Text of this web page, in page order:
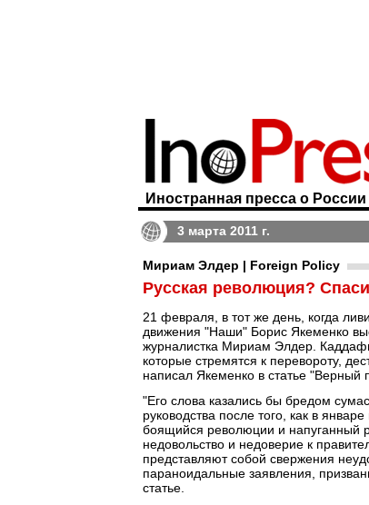
Иностранная пресса о
3 марта 2011 г.
Мириам Элдер | Foreign Policy
Русская революция?
21 февраля, в тот же день, когда
движения "Наши" Борис Якеменко
журналистка Мириам Элдер.
которые стремятся к перевороту,
написал Якеменко в статье
"Его слова казались бы бредом
руководства после того, как в
боящийся революции и напуганный
недовольство и недоверие к
представляют собой свержения
параноидальные заявления,
статье.